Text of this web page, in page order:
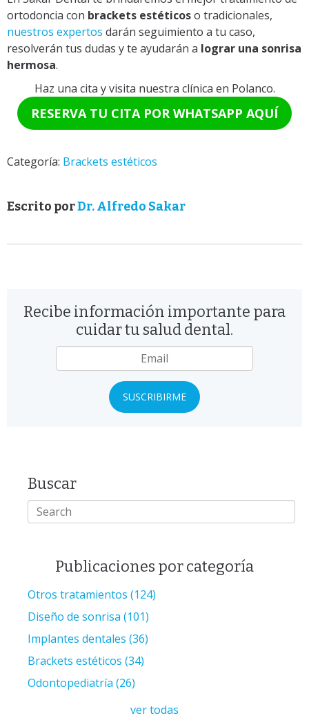
ortodoncia con brackets estéticoso tradicionales,
nuestros expertos darán seguimiento a tu caso,
resolverán tus dudas y te ayudarán a lograr una sonrisa
hermosa.
Haz una cita y visita nuestra clínica en Polanco.
RESERVA TU CITA POR WHATSAPP AQUÍ
Categoría: Brackets estéticos
Escrito porDr. Alfredo Sakar
Recibe información importante para
cuidar tu salud dental.
Buscar
Publicaciones por categoría
Otros tratamientos (124)
Diseño de sonrisa (101)
Implantes dentales (36)
Brackets estéticos (34)
Odontopediatría (26)
ver todas